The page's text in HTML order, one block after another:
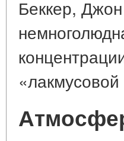
Беккер,